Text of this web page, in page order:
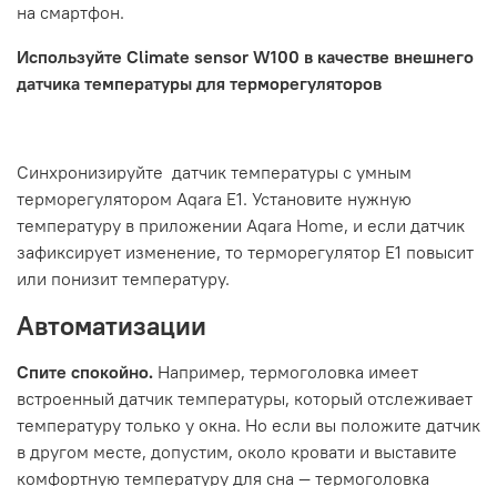
на смартфон.
Используйте Climate sensor W100 в качестве внешнего
датчика температуры для терморегуляторов
Синхронизируйте датчик температуры с умным
терморегулятором Aqara Е1. Установите нужную
температуру в приложении Aqara Home, и если датчик
зафиксирует изменение, то терморегулятор Е1 повысит
или понизит температуру.
Автоматизации
Спите спокойно. Например, термоголовка имеет
встроенный датчик температуры, который отслеживает
температуру только у окна. Но если вы положите датчик
в другом месте, допустим, около кровати и выставите
комфортную температуру для сна — термоголовка